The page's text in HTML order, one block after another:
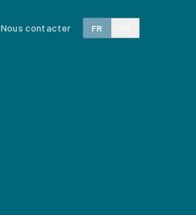
Nous contacter FR